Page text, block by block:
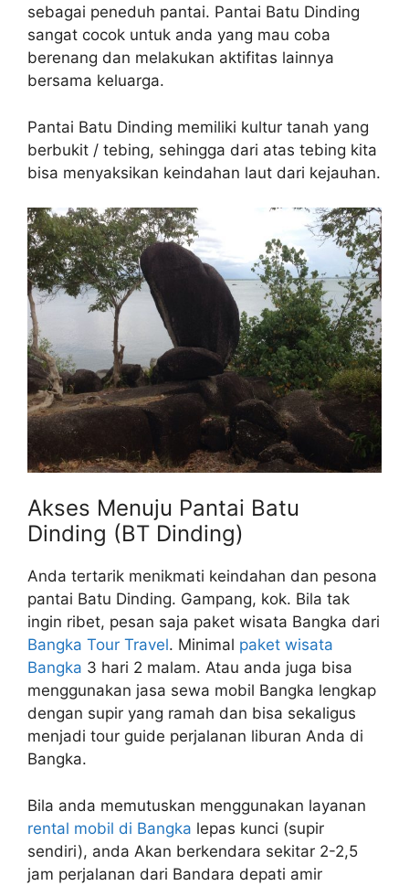
sebagai peneduh pantai. Pantai Batu Dinding
sangat cocok untuk anda yang mau coba
berenang dan melakukan aktifitas lainnya
bersama keluarga.
Pantai Batu Dinding memiliki kultur tanah yang
berbukit / tebing, sehingga dari atas tebing kita
bisa menyaksikan keindahan laut dari kejauhan.
Akses Menuju Pantai Batu
Dinding (BT Dinding)
Anda tertarik menikmati keindahan dan pesona
pantai Batu Dinding. Gampang, kok. Bila tak
ingin ribet, pesan saja paket wisata Bangka dari
Bangka Tour Travel. Minimal paket wisata
Bangka 3 hari 2 malam. Atau anda juga bisa
menggunakan jasa sewa mobil Bangka lengkap
dengan supir yang ramah dan bisa sekaligus
menjadi tour guide perjalanan liburan Anda di
Bangka.
Bila anda memutuskan menggunakan layanan
rental mobil di Bangka lepas kunci (supir
sendiri), anda Akan berkendara sekitar 2-2,5
jam perjalanan dari Bandara depati amir